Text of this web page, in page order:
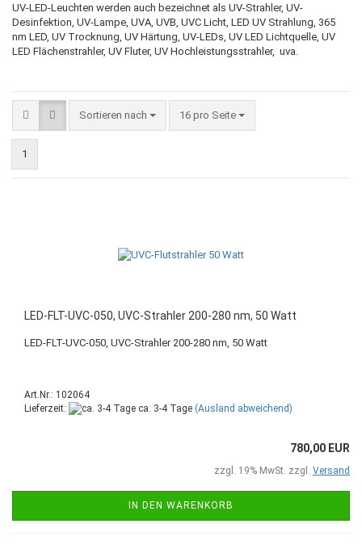
UV-LED-Leuchten werden auch bezeichnet als UV-Strahler, UV-
Desinfektion, UV-Lampe, UVA, UVB, UVC Licht, LED UV Strahlung, 365
nm LED, UV Trocknung, UV Härtung, UV-LEDs, UV LED Lichtquelle, UV
LED Flächenstrahler, UV Fluter, UV Hochleistungsstrahler, uva.
Sortieren nach 16 pro Seite
1
LED-FLT-UVC-050, UVC-Strahler 200-280 nm, 50 Watt
LED-FLT-UVC-050, UVC-Strahler 200-280 nm, 50 Watt
Art.Nr.: 102064
Lieferzeit:
ca. 3-4 Tage (Ausland abweichend)
780,00 EUR
zzgl. 19% MwSt. zzgl. Versand
IN DEN WARENKORB